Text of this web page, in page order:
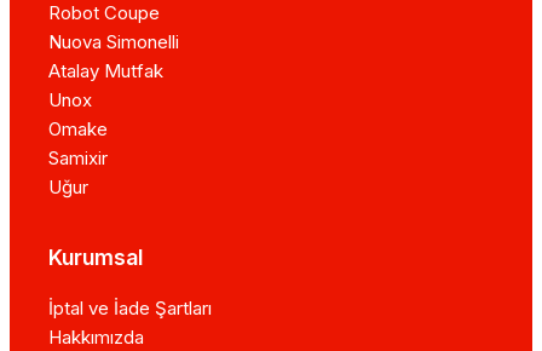
Robot Coupe
Nuova Simonelli
Atalay Mutfak
Unox
Omake
Samixir
Uğur
Kurumsal
İptal ve İade Şartları
Hakkımızda